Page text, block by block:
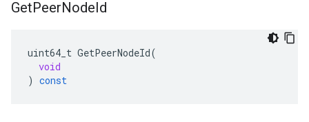
GetPeerNodeId
uint64_t GetPeerNodeId(
void
) const